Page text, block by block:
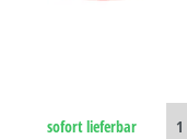
sofort lieferbar